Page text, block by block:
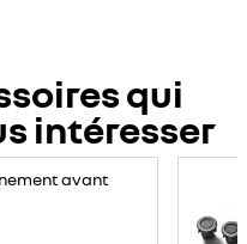
qui
intéresser
avant